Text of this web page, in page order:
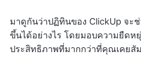
มาดูกันว่าปฏิทินของ ClickUp จะ
ขึ้นได้อย่างไร โดยมอบความยืดห
ประสิทธิภาพที่มากกว่าที่คุณเคยสั